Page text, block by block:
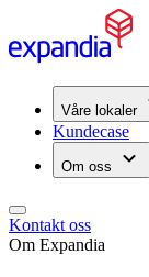
Våre lokaler
Kundecase
Om oss
Kontakt oss
Om Expandia